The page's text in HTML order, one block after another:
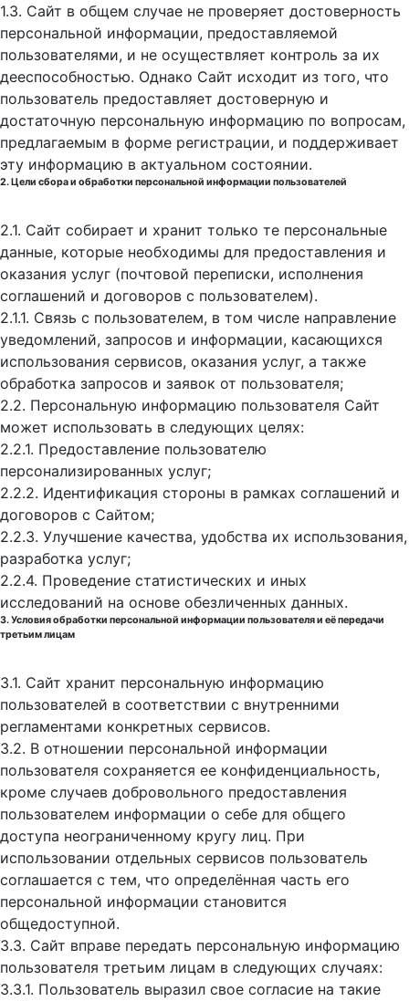
1.3. Сайт в общем случае не проверяет достоверность
персональной информации, предоставляемой
пользователями, и не осуществляет контроль за их
дееспособностью. Однако Сайт исходит из того, что
пользователь предоставляет достоверную и
достаточную персональную информацию по вопросам,
предлагаемым в форме регистрации, и поддерживает
эту информацию в актуальном состоянии.
2. Цели сбора и обработки персональной информации пользователей
2.1. Сайт собирает и хранит только те персональные
данные, которые необходимы для предоставления и
оказания услуг (почтовой переписки, исполнения
соглашений и договоров с пользователем).
2.1.1. Связь с пользователем, в том числе направление
уведомлений, запросов и информации, касающихся
использования сервисов, оказания услуг, а также
обработка запросов и заявок от пользователя;
2.2. Персональную информацию пользователя Сайт
может использовать в следующих целях:
2.2.1. Предоставление пользователю
персонализированных услуг;
2.2.2. Идентификация стороны в рамках соглашений и
договоров с Сайтом;
2.2.3. Улучшение качества, удобства их использования,
разработка услуг;
2.2.4. Проведение статистических и иных
исследований на основе обезличенных данных.
3. Условия обработки персональной информации пользователя и её передачи
третьим лицам
3.1. Сайт хранит персональную информацию
пользователей в соответствии с внутренними
регламентами конкретных сервисов.
3.2. В отношении персональной информации
пользователя сохраняется ее конфиденциальность,
кроме случаев добровольного предоставления
пользователем информации о себе для общего
доступа неограниченному кругу лиц. При
использовании отдельных сервисов пользователь
соглашается с тем, что определённая часть его
персональной информации становится
общедоступной.
3.3. Сайт вправе передать персональную информацию
пользователя третьим лицам в следующих случаях:
3.3.1. Пользователь выразил свое согласие на такие